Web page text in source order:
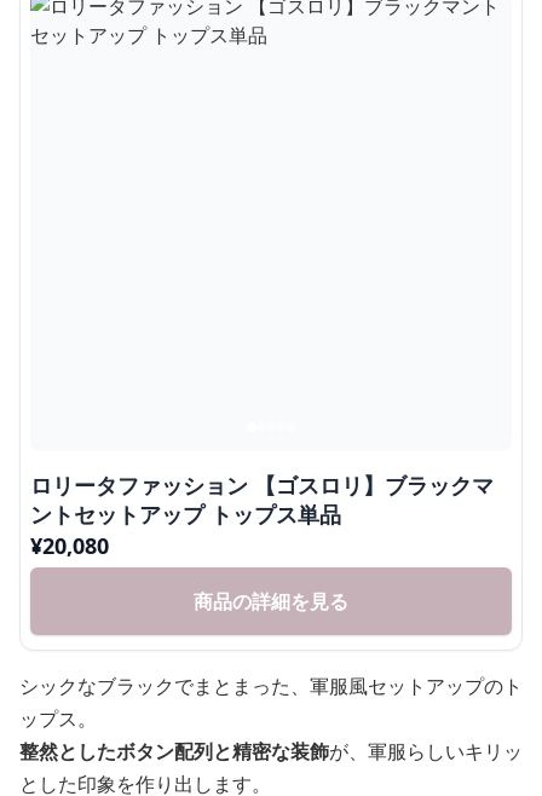
ロリータファッション 【ゴスロリ】ブラックマ
ントセットアップ トップス単品
¥20,080
商品の詳細を見る
シックなブラックでまとまった、軍服風セットアップのト
ップス。
整然としたボタン配列と精密な装飾が、軍服らしいキリッ
とした印象を作り出します。